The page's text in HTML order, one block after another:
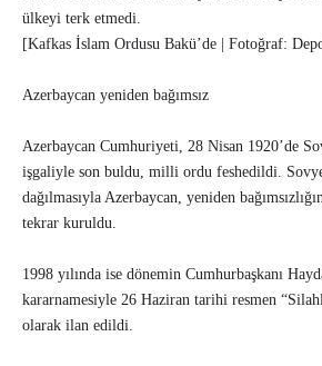
ülkeyi terk etmedi.
[Kafkas İslam Ordusu Bakü’de | Fotoğraf:
Azerbaycan yeniden bağımsız
Azerbaycan Cumhuriyeti, 28 Nisan 1920’de
işgaliyle son buldu, milli ordu feshedildi.
dağılmasıyla Azerbaycan, yeniden
tekrar kuruldu.
1998 yılında ise dönemin Cumhurbaşkanı
kararnamesiyle 26 Haziran tarihi resmen
olarak ilan edildi.